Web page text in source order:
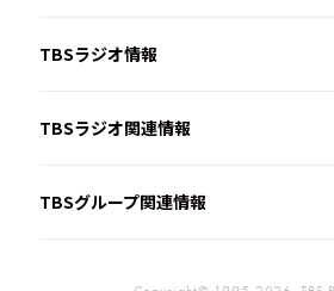
TBSラジオ情報
TBSラジオ関連情報
TBSグループ関連情報